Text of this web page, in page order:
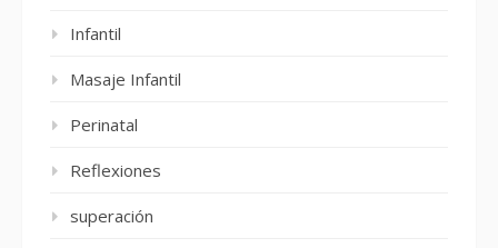
Infantil
Masaje Infantil
Perinatal
Reflexiones
superación